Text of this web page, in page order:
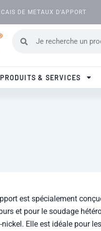
DE METAUX D'APPORT
PRODUITS & SERVICES
est spécialement
et pour le soudage
Elle est idéale pour